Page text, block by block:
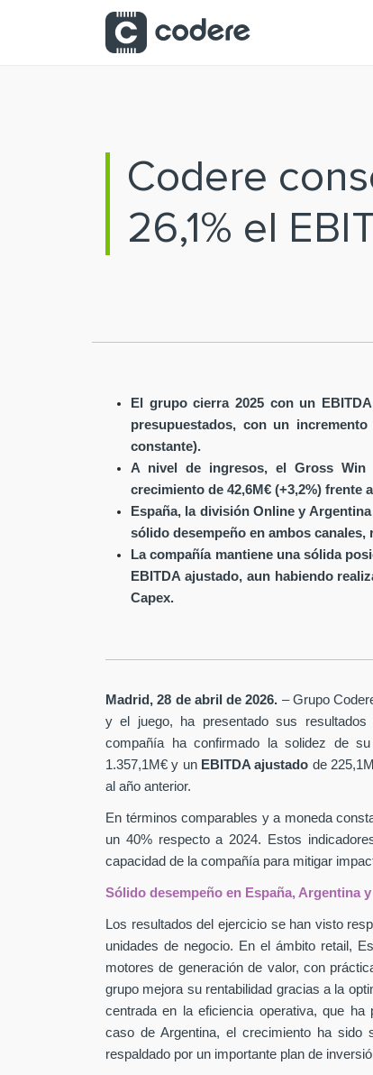
Saltar al contenido principal
Codere
26,1% el
El grupo cierra 2025 con un
presupuestados, con un
constante).
A nivel de ingresos, el Gross Win
crecimiento de 42,6M€ (+3,2%) frente
España, la división Online y
sólido desempeño en ambos canales,
La compañía mantiene una sólida
EBITDA ajustado, aun habiendo
Capex.
Madrid, 28 de abril de 2026. – Grupo
y el juego, ha presentado sus
compañía ha confirmado la solidez de
1.357,1M€ y un EBITDA ajustado de
al año anterior.
En términos comparables y a moneda
un 40% respecto a 2024. Estos
capacidad de la compañía para mitigar
Sólido desempeño en España, Argentina
Los resultados del ejercicio se han visto
unidades de negocio. En el ámbito retail,
motores de generación de valor, con
grupo mejora su rentabilidad gracias a la
centrada en la eficiencia operativa, que
caso de Argentina, el crecimiento ha sido
respaldado por un importante plan de